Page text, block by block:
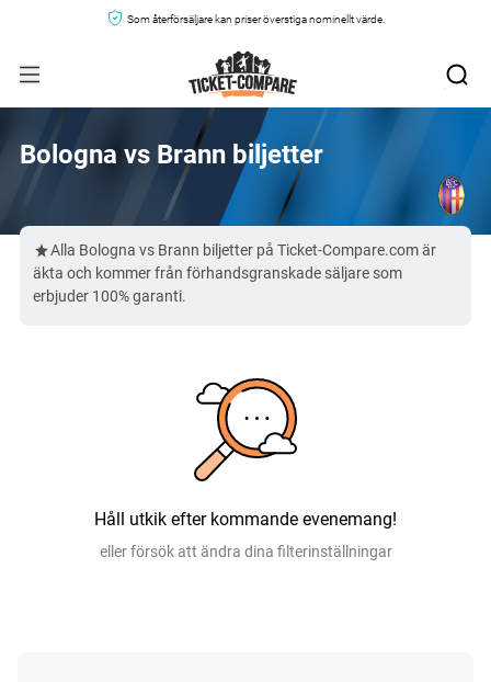
Som återförsäljare kan priser överstiga nominellt värde.
Bologna vs Brann biljetter
Alla Bologna vs Brann biljetter på Ticket-Compare.com är
äkta och kommer från förhandsgranskade säljare som
erbjuder 100% garanti.
Håll utkik efter kommande evenemang!
eller försök att ändra dina filterinställningar